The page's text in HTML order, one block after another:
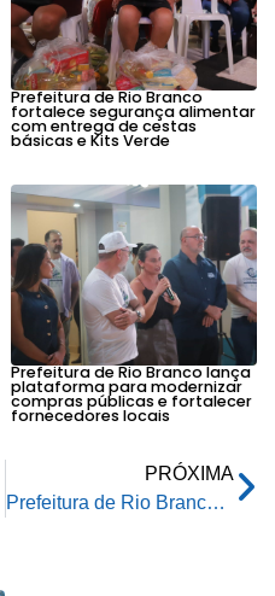
Prefeitura de Rio Branco
fortalece segurança alimentar
com entrega de cestas
básicas e Kits Verde
Prefeitura de Rio Branco lança
plataforma para modernizar
compras públicas e fortalecer
fornecedores locais
PRÓXIMA
Prefeitura de Rio Branco promove ciclo de palestras para produtores rurais durante o Festival da Macaxeira